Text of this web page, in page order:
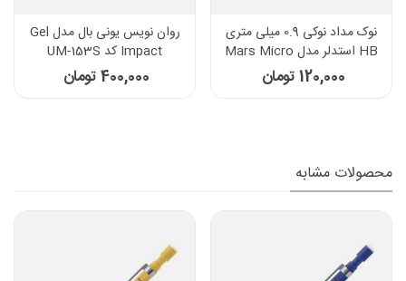
نوک مداد نوکی 0.9 میلی متری
HB استدلر مدل Mars Micro
Carbon کد 250
120,000 تومان
روان نویس یونی بال مدل Gel
Impact کد UM-153S
400,000 تومان
محصولات مشابه